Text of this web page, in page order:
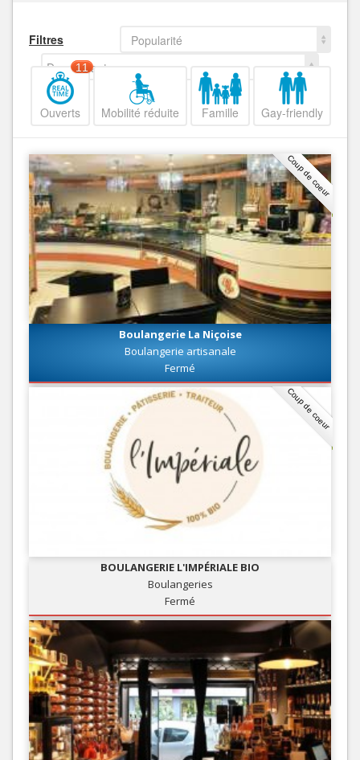
Filtres
Popularité
Decroissant
Ouverts
11
Mobilité réduite Famille Gay-friendly
Coup de coeur
Boulangerie La Niçoise
Boulangerie artisanale
Fermé
Coup de coeur
BOULANGERIE L'IMPÉRIALE BIO
Boulangeries
Fermé